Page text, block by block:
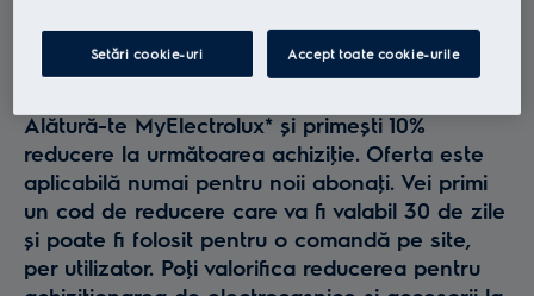
Profită la maxim de
Electrolux
Alătură-te MyElectrolux* și primești 10%
reducere la următoarea achiziţie. Oferta este
aplicabilă numai pentru noii abonaţi. Vei primi
un cod de reducere care va fi valabil 30 de zile
și poate fi folosit pentru o comandă pe site,
per utilizator. Poţi valorifica reducerea pentru
Setări cookie-uri Accept toate cookie-urile